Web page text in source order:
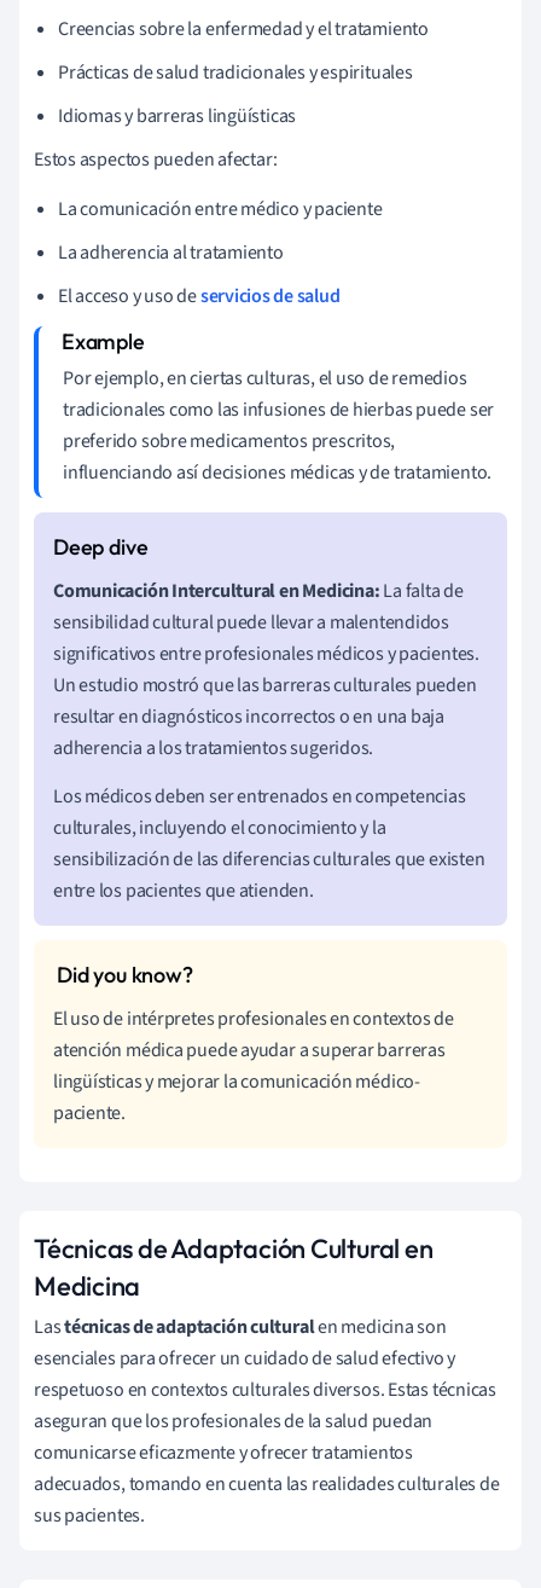
Creencias sobre la enfermedad y el tratamiento
Prácticas de salud tradicionales y espirituales
Idiomas y barreras lingüísticas
Estos aspectos pueden afectar:
La comunicación entre médico y paciente
La adherencia al tratamiento
El acceso y uso deservicios de salud
Por ejemplo, en ciertas culturas, el uso de remedios
tradicionales como las infusiones de hierbas puede ser
preferido sobre medicamentos prescritos,
influenciando así decisiones médicas y de tratamiento.
Comunicación Intercultural en Medicina:La falta de
sensibilidad cultural puede llevar a malentendidos
significativos entre profesionales médicos y pacientes.
Un estudio mostró que las barreras culturales pueden
resultar en diagnósticos incorrectos o en una baja
adherencia a los tratamientos sugeridos.
Los médicos deben ser entrenados en competencias
culturales, incluyendo el conocimiento y la
sensibilización de las diferencias culturales que existen
entre los pacientes que atienden.
El uso de intérpretes profesionales en contextos de
atención médica puede ayudar a superar barreras
lingüísticas y mejorar la comunicación médico-
paciente.
Técnicas de Adaptación Cultural en
Medicina
Lastécnicas de adaptación culturalen medicina son
esenciales para ofrecer un cuidado de salud efectivo y
respetuoso en contextos culturales diversos. Estas técnicas
aseguran que los profesionales de la salud puedan
comunicarse eficazmente y ofrecer tratamientos
adecuados, tomando en cuenta las realidades culturales de
sus pacientes.